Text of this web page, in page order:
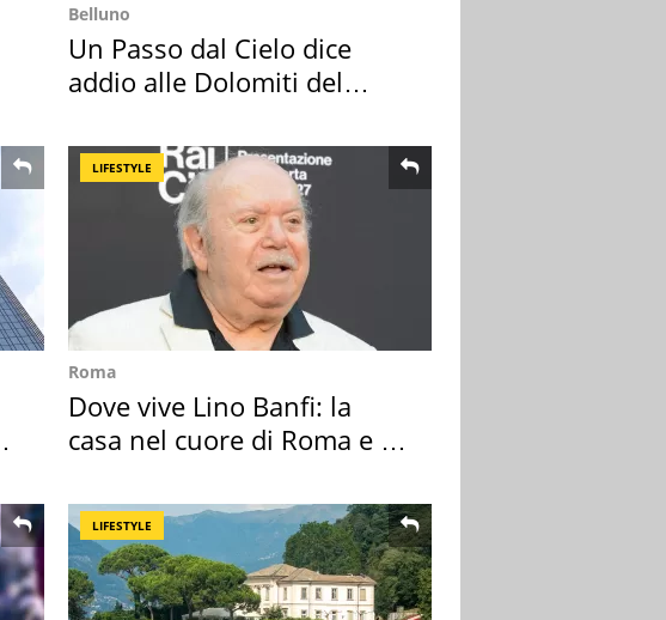
Belluno
Un Passo dal Cielo dice
addio alle Dolomiti del
LIFESTYLE
Roma
Dove vive Lino Banfi: la
casa nel cuore di Roma e i
LIFESTYLE